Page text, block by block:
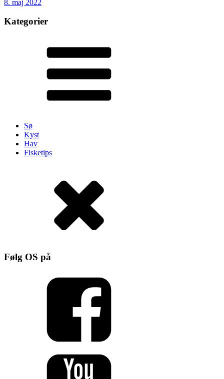
8. maj 2022
Kategorier
Sø
Kyst
Hav
Fisketips
Følg OS på